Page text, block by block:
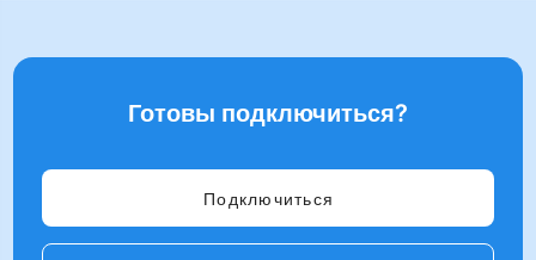
Готовы подключиться?
Подключиться